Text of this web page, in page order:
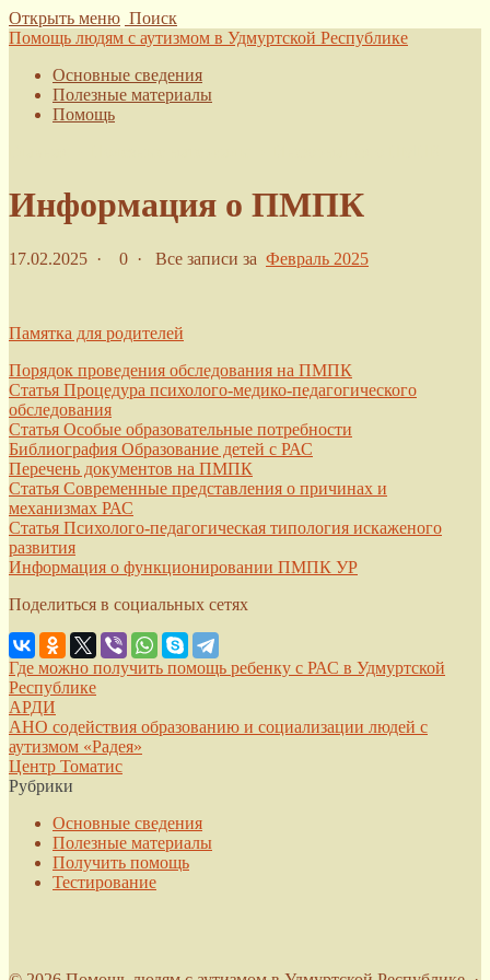
Открыть меню Поиск
Помощь людям с аутизмом в Удмуртской Республике
Основные сведения
Полезные материалы
Помощь
Информация о ПМПК
17.02.2025 · 0 · Все записи за Февраль 2025
Памятка для родителей
Порядок проведения обследования на ПМПК
Статья Процедура психолого-медико-педагогического
обследования
Статья Особые образовательные потребности
Библиография Образование детей с РАС
Перечень документов на ПМПК
Статья Современные представления о причинах и
механизмах РАС
Статья Психолого-педагогическая типология искаженого
развития
Информация о функционировании ПМПК УР
Поделиться в социальных сетях
Где можно получить помощь ребенку с РАС в Удмуртской
Республике
АРДИ
АНО содействия образованию и социализации людей с
аутизмом «Радея»
Центр Томатис
Рубрики
Основные сведения
Полезные материалы
Получить помощь
Тестирование